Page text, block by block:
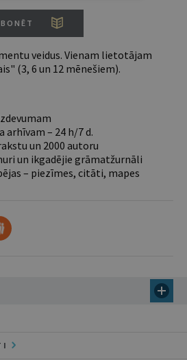
veidus. Vienam lietotājam
(3, 6 un 12 mēnešiem).
arhīvam – 24 h/7 d.
un 2000 autoru
un ikgadējie grāmatžurnāli
– piezīmes, citāti, mapes